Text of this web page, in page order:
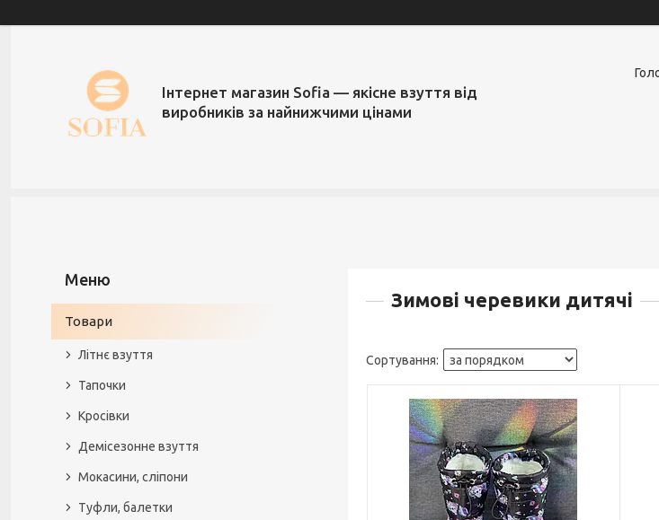
Інтернет магазин Sofia — якісне взуття від
виробників за найнижчими цінами
Зимові черевики дитячі
Товари
Літнє взуття
Тапочки
Кросівки
Демісезонне взуття
Мокасини, сліпони
Туфли, балетки